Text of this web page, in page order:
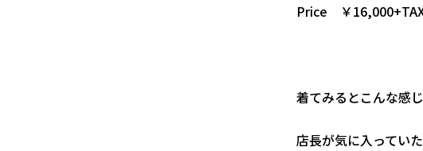
Price ￥
着てみるとこんな感じ
店長が気に入ってい